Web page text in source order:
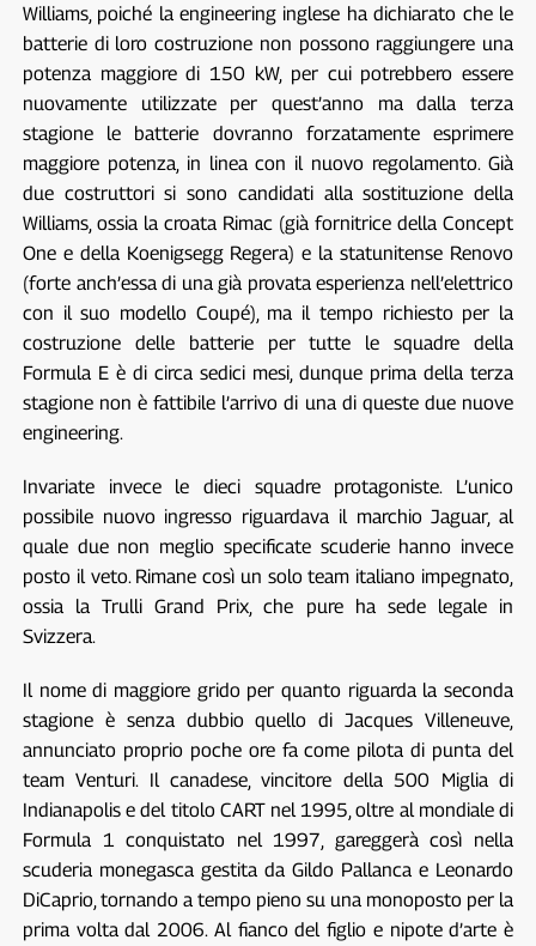
Williams, poiché la engineering inglese ha dichiarato che le
batterie di loro costruzione non possono raggiungere una
potenza maggiore di 150 kW, per cui potrebbero essere
nuovamente utilizzate per quest’anno ma dalla terza
stagione le batterie dovranno forzatamente esprimere
maggiore potenza, in linea con il nuovo regolamento. Già
due costruttori si sono candidati alla sostituzione della
Williams, ossia la croata Rimac (già fornitrice della Concept
One e della Koenigsegg Regera) e la statunitense Renovo
(forte anch’essa di una già provata esperienza nell’elettrico
con il suo modello Coupé), ma il tempo richiesto per la
costruzione delle batterie per tutte le squadre della
Formula E è di circa sedici mesi, dunque prima della terza
stagione non è fattibile l’arrivo di una di queste due nuove
engineering.
Invariate invece le dieci squadre protagoniste. L’unico
possibile nuovo ingresso riguardava il marchio Jaguar, al
quale due non meglio specificate scuderie hanno invece
posto il veto. Rimane così un solo team italiano impegnato,
ossia la Trulli Grand Prix, che pure ha sede legale in
Svizzera.
Il nome di maggiore grido per quanto riguarda la seconda
stagione è senza dubbio quello di Jacques Villeneuve,
annunciato proprio poche ore fa come pilota di punta del
team Venturi. Il canadese, vincitore della 500 Miglia di
Indianapolis e del titolo CART nel 1995, oltre al mondiale di
Formula 1 conquistato nel 1997, gareggerà così nella
scuderia monegasca gestita da Gildo Pallanca e Leonardo
DiCaprio, tornando a tempo pieno su una monoposto per la
prima volta dal 2006. Al fianco del figlio e nipote d’arte è